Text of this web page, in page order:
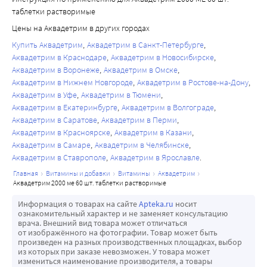
В исследованиях на экспериментальных моделях
болезни Альцгеймера показано, что витамин D3 снижал
накопление амилоида в мозге и улучшал когнитивную
функцию. В неитервенционных исследованиях у
человека показано, что частота развития деменции и
болезни Альцгеймера увеличивается на фоне низкого
уровня витамина D и низкого диетарного потребления
витамина D. Отмечалось ухудшение когнитивной
функции и заболеваемости болезнью Альцгеймера при
низких уровнях витамина D.
таблетки растворимые
Цены на Аквадетрим в других городах
Купить Аквадетрим Аквадетрим в Санкт-Петербурге
Аквадетрим в Краснодаре Аквадетрим в Новосибирске
Аквадетрим в Воронеже Аквадетрим в Омске
Аквадетрим в Нижнем Новгороде Аквадетрим в Ростове-на-Дону
Аквадетрим в Уфе Аквадетрим в Тюмени
Аквадетрим в Екатеринбурге Аквадетрим в Волгограде
Аквадетрим в Саратове Аквадетрим в Перми
Аквадетрим в Красноярске Аквадетрим в Казани
Аквадетрим в Самаре Аквадетрим в Челябинске
Аквадетрим в Ставрополе Аквадетрим в Ярославле
главная витамины и добавки витамины
аквадетрим
аквадетрим 2000 ме 60 шт. таблетки растворимые
Информация о товарах на сайтеApteka.ru носит
ознакомительный характер и не заменяет консультацию
врача. Внешний вид товара может отличаться
от изображённого на фотографии. Товар может быть
произведен на разных производственных площадках, выбор
из которых при заказе невозможен. У товара может
измениться наименование производителя, а товары